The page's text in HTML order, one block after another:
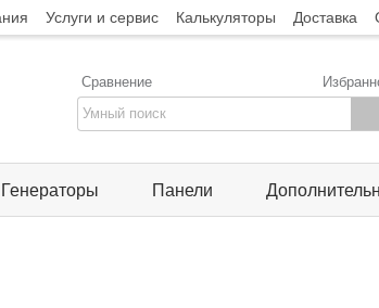
Услуги и сервис Калькуляторы Доставка
Сравнение
Генераторы Панели